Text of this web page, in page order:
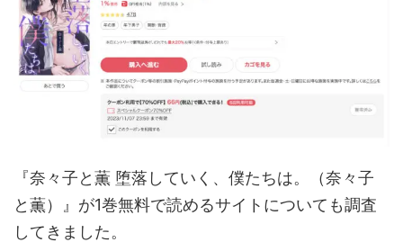
『奈々子と薫 堕落していく、僕たちは。（奈々子
と薫）』が1巻無料で読めるサイトについても調査
してきました。